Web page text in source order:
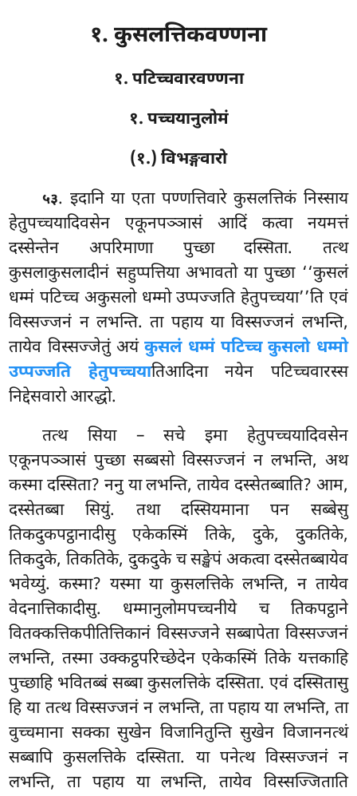
१. कुसलत्तिकवण्णना
१. पटिच्चवारवण्णना
१. पच्चयानुलोमं
(१.) विभङ्गवारो
५३. इदानिया एता पण्णत्तिवारे कुसलत्तिकं निस्साय
हेतुपच्चयादिवसेन एकूनपञ्ञासं आदिं कत्वा नयमत्तं
दस्सेन्तेन अपरिमाणा पुच्छा दस्सिता. तत्थ
कुसलाकुसलादीनं सहुप्पत्तिया अभावतो या पुच्छा ‘‘कुसलं
धम्मं पटिच्च अकुसलो धम्मो उप्पज्जति हेतुपच्चया’’ति एवं
विस्सज्जनं न लभन्ति. ता पहाय या विस्सज्जनं लभन्ति,
तायेव विस्सज्जेतुं अयंकुसलं धम्मं पटिच्च कुसलो धम्मो
उप्पज्जति हेतुपच्चयातिआदिना नयेन पटिच्चवारस्स
निद्देसवारो आरद्धो.
तत्थ सिया – सचे इमा हेतुपच्चयादिवसेन
एकूनपञ्ञासं पुच्छा सब्बसो विस्सज्जनं न लभन्ति, अथ
कस्मा दस्सिता? ननु या लभन्ति, तायेव दस्सेतब्बाति? आम,
दस्सेतब्बा सियुं. तथा दस्सियमाना पन सब्बेसु
तिकदुकपट्ठानादीसु एकेकस्मिं तिके, दुके, दुकतिके,
तिकदुके, तिकतिके, दुकदुके च सङ्खेपं अकत्वा दस्सेतब्बायेव
भवेय्युं. कस्मा? यस्मा या कुसलत्तिके लभन्ति, न तायेव
वेदनात्तिकादीसु. धम्मानुलोमपच्चनीये च तिकपट्ठाने
वितक्कत्तिकपीतित्तिकानं विस्सज्जने सब्बापेता विस्सज्जनं
लभन्ति, तस्मा उक्कट्ठपरिच्छेदेन एकेकस्मिं तिके यत्तकाहि
पुच्छाहि भवितब्बं सब्बा कुसलत्तिके दस्सिता. एवं दस्सितासु
हि या तत्थ विस्सज्जनं न लभन्ति, ता पहाय या लभन्ति, ता
वुच्चमाना सक्का सुखेन विजानितुन्ति सुखेन विजाननत्थं
सब्बापि कुसलत्तिके दस्सिता. या पनेत्थ विस्सज्जनं न
लभन्ति, ता पहाय या लभन्ति, तायेव विस्सज्जिताति